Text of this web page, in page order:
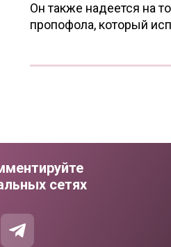
Он также надеется на
пропофола, который
сетях